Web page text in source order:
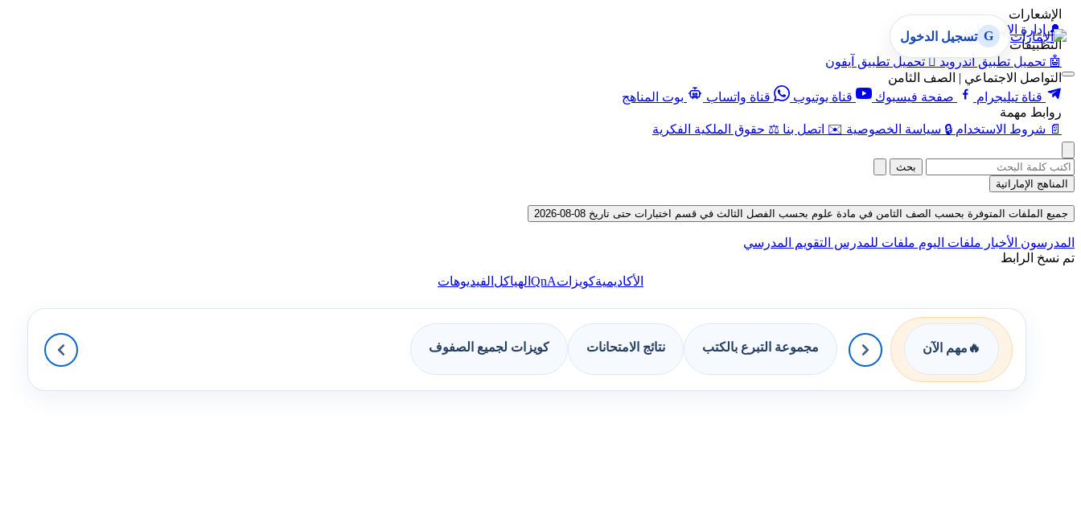
الإشعارات
🔔 إدارة الإشعارات
التطبيقات
🤖 تحميل تطبيق أندرويد  تحميل تطبيق آيفون
التواصل الاجتماعي | الصف الثامن
قناة تيليجرام
صفحة فيسبوك قناة يوتيوب قناة واتساب
بوت المناهج
روابط مهمة
📄 شروط الاستخدام 🔒 سياسة الخصوصية ✉️ اتصل بنا ⚖️ حقوق الملكية الفكرية
G تسجيل الدخول
بحث
المناهج الإماراتية
جميع الملفات المتوفرة بحسب الصف الثامن في مادة علوم بحسب الفصل الثالث في قسم اختبارات حتى تاريخ 08-08-2026
المدرسون الأخبار ملفات اليوم ملفات للمدرس التقويم المدرسي
تم نسخ الرابط
الأكاديميةكويزاتQnA الهياكل الفيديوهات
🔥 مهم الآن مجموعة التبرع بالكتب نتائج الامتحانات كويزات لجميع الصفوف